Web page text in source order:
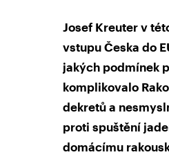
Josef Kreuter v
vstupu Česka do
jakých podmínek
komplikovalo
dekretů a
proti spuštění
domácímu